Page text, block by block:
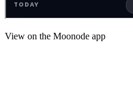
View on the Moonode app